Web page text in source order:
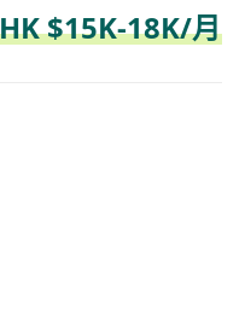
$15K-18K/月